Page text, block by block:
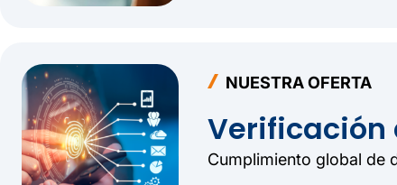
NUESTRA OFERTA
Cumplimiento global de